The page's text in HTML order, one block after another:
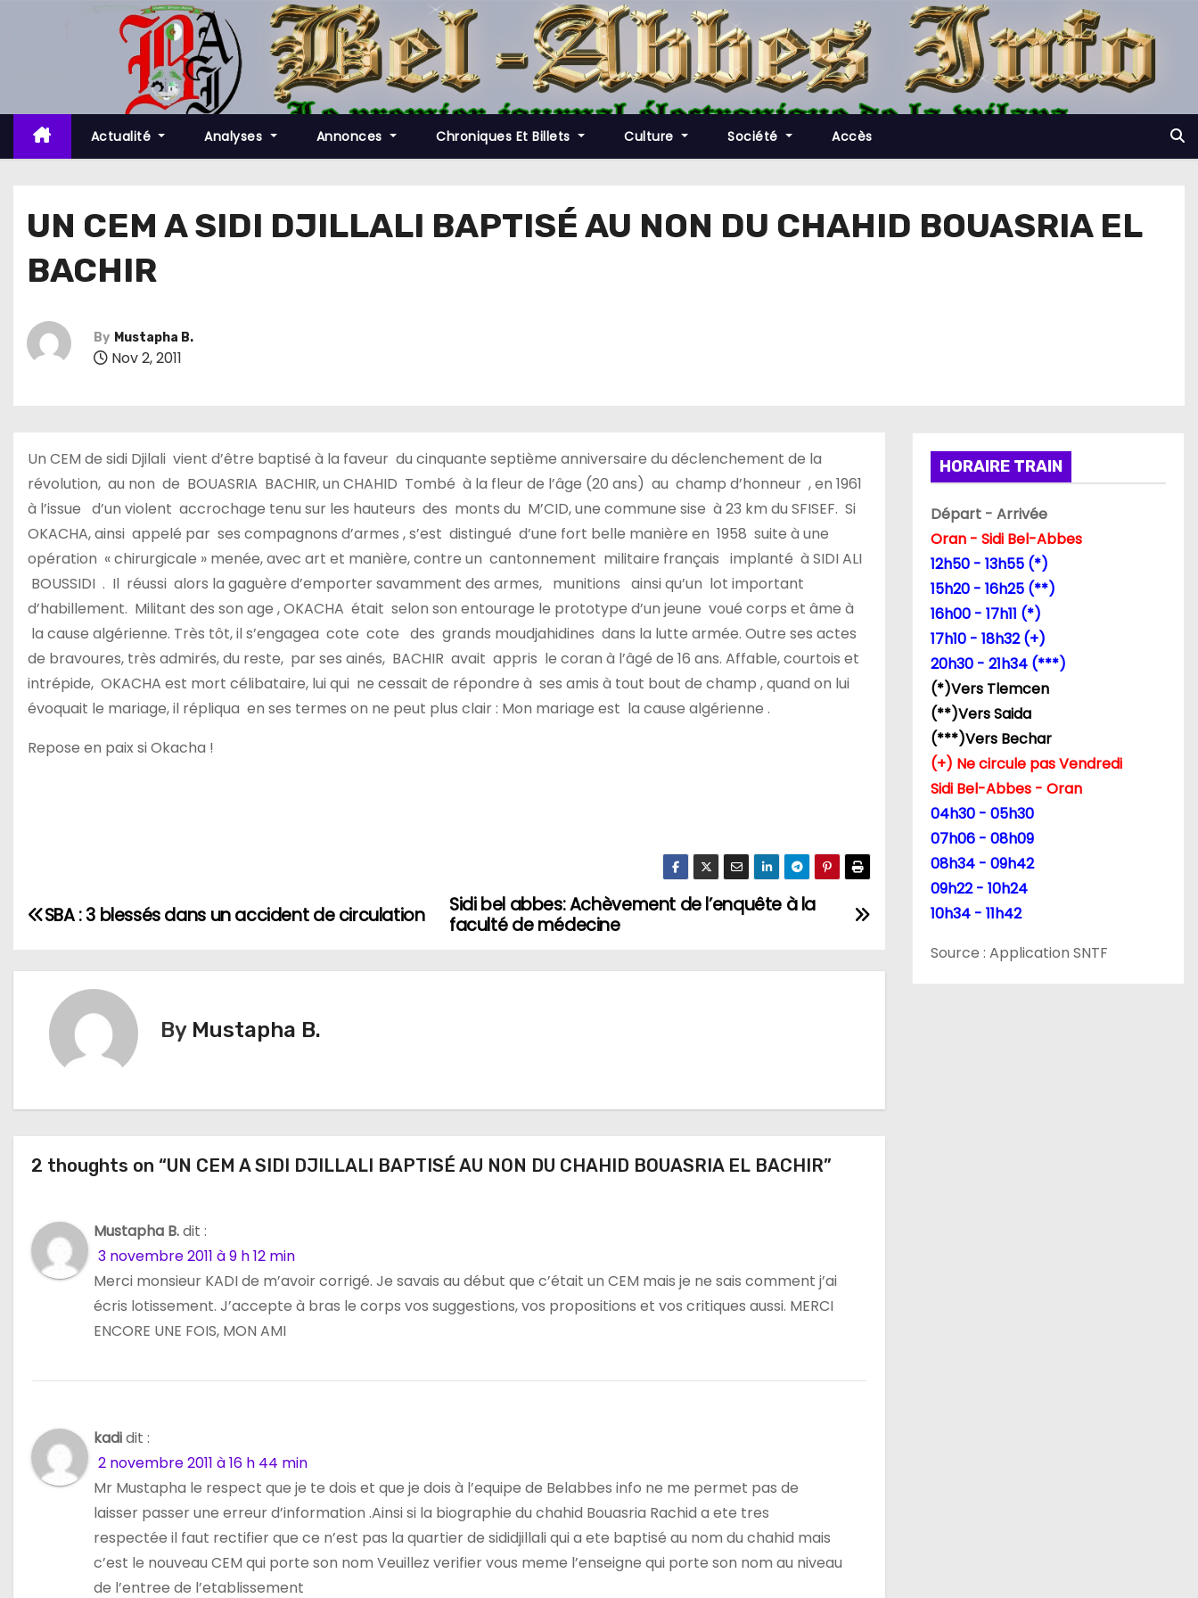
t
c
Actualité Analyses Annonces Chroniques Et Billets Culture Société Accès
UN CEM A SIDI DJILLALI BAPTISÉ AU NON DU CHAHID BOUASRIA EL
BACHIR
By Mustapha B.
Nov 2, 2011
Un CEM de sidi Djilali vient d’être baptisé à la faveur du cinquante septième anniversaire du déclenchement de la
révolution, au non de BOUASRIA BACHIR, un CHAHID Tombé à la fleur de l’âge (20 ans) au champ d’honneur , en 1961
à l’issue d’un violent accrochage tenu sur les hauteurs des monts du M’CID, une commune sise à 23 km du SFISEF. Si
OKACHA, ainsi appelé par ses compagnons d’armes , s’est distingué d’une fort belle manière en 1958 suite à une
opération « chirurgicale » menée, avec art et manière, contre un cantonnement militaire français implanté à SIDI ALI
BOUSSIDI . Il réussi alors la gaguère d’emporter savamment des armes, munitions ainsi qu’un lot important
d’habillement. Militant des son age , OKACHA était selon son entourage le prototype d’un jeune voué corps et âme à
la cause algérienne. Très tôt, il s’engagea cote cote des grands moudjahidines dans la lutte armée. Outre ses actes
de bravoures, très admirés, du reste, par ses ainés, BACHIR avait appris le coran à l’âgé de 16 ans. Affable, courtois et
intrépide, OKACHA est mort célibataire, lui qui ne cessait de répondre à ses amis à tout bout de champ , quand on lui
évoquait le mariage, il répliqua en ses termes on ne peut plus clair : Mon mariage est la cause algérienne .
Repose en paix si Okacha !
N
i
n
d
a
r
Sidi bel abbes: Achèvement de l’enquête à la
faculté de médecine
SBA : 3 blessés dans un accident de circulation
By Mustapha B.
2 thoughts on “UN CEM A SIDI DJILLALI BAPTISÉ AU NON DU CHAHID BOUASRIA EL BACHIR”
Mustapha B.dit :
3 novembre 2011 à 9 h 12 min
Merci monsieur KADI de m’avoir corrigé. Je savais au début que c’était un CEM mais je ne sais comment j’ai
écris lotissement. J’accepte à bras le corps vos suggestions, vos propositions et vos critiques aussi. MERCI
ENCORE UNE FOIS, MON AMI
kadidit :
2 novembre 2011 à 16 h 44 min
Mr Mustapha le respect que je te dois et que je dois à l’equipe de Belabbes info ne me permet pas de
laisser passer une erreur d’information .Ainsi si la biographie du chahid Bouasria Rachid a ete tres
respectée il faut rectifier que ce n’est pas la quartier de sididjillali qui a ete baptisé au nom du chahid mais
c’est le nouveau CEM qui porte son nom Veuillez verifier vous meme l’enseigne qui porte son nom au niveau
de l’entree de l’etablissement
HORAIRE TRAIN
Départ - Arrivée
Oran - Sidi Bel-Abbes
12h50 - 13h55 (*)
15h20 - 16h25 (**)
16h00 - 17h11 (*)
17h10 - 18h32 (+)
20h30 - 21h34 (***)
(*)Vers Tlemcen
(**)Vers Saida
(***)Vers Bechar
(+) Ne circule pas Vendredi
Sidi Bel-Abbes - Oran
04h30 - 05h30
07h06 - 08h09
08h34 - 09h42
09h22 - 10h24
10h34 - 11h42
Source : Application SNTF